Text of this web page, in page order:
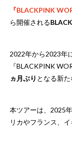
『BLACKPINK
ら開催される
2022年から2023年
『BLACKPINK
ヵ月ぶり となる新
本ツアーは、2025
リカやフランス、